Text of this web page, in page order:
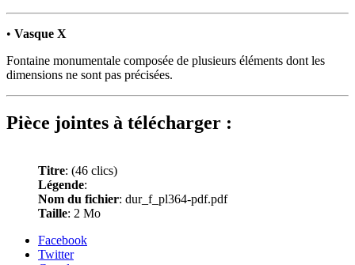
• Vasque X
Fontaine monumentale composée de plusieurs éléments dont les
dimensions ne sont pas précisées.
Pièce jointes à télécharger :
Titre: (46 clics)
Légende:
Nom du fichier: dur_f_pl364-pdf.pdf
Taille: 2 Mo
Facebook
Twitter